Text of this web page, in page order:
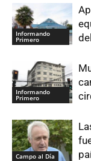
Informando
Primero
Informando
Primero
Campo al Día